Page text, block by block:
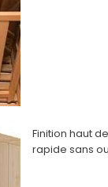
Finition haut
rapide sans